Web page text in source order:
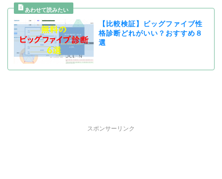
【比較検証】ビッグファイブ性
格診断どれがいい？おすすめ８
選
スポンサーリンク